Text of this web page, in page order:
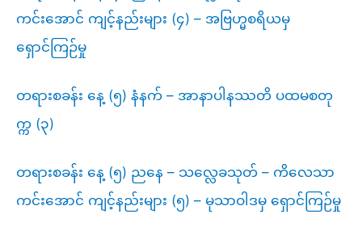
ကင်းအောင် ကျင့်နည်းများ (၄) – အဗြဟ္မစရိယမှ
ရှောင်ကြဉ်မှု
တရားစခန်း နေ့ (၅) နံနက် – အာနာပါနဿတိ ပထမစတု
က္က (၃)
တရားစခန်း နေ့ (၅) ညနေ – သလ္လေခသုတ် – ကိလေသာ
ကင်းအောင် ကျင့်နည်းများ (၅) – မုသာဝါဒမှ ရှောင်ကြဉ်မှု